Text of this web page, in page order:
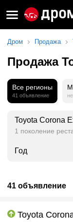
Дром Продажа
Продажа
Все регионы
41 объявление
Toyota Corona
1 поколение
Год
41 объявление
Toyota